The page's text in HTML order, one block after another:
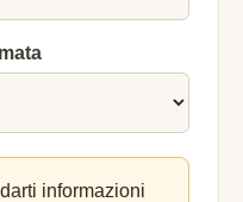
informazioni